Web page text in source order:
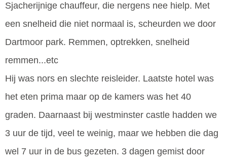
Sjacherijnige chauffeur, die nergens nee hielp. Met
een snelheid die niet normaal is, scheurden we door
Dartmoor park. Remmen, optrekken, snelheid
remmen...etc
Hij was nors en slechte reisleider. Laatste hotel was
het eten prima maar op de kamers was het 40
graden. Daarnaast bij westminster castle hadden we
3 uur de tijd, veel te weinig, maar we hebben die dag
wel 7 uur in de bus gezeten. 3 dagen gemist door